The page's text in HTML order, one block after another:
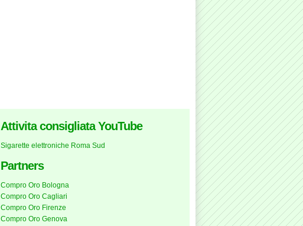
Attivita consigliata YouTube
Sigarette elettroniche Roma Sud
Partners
Compro Oro Bologna
Compro Oro Cagliari
Compro Oro Firenze
Compro Oro Genova